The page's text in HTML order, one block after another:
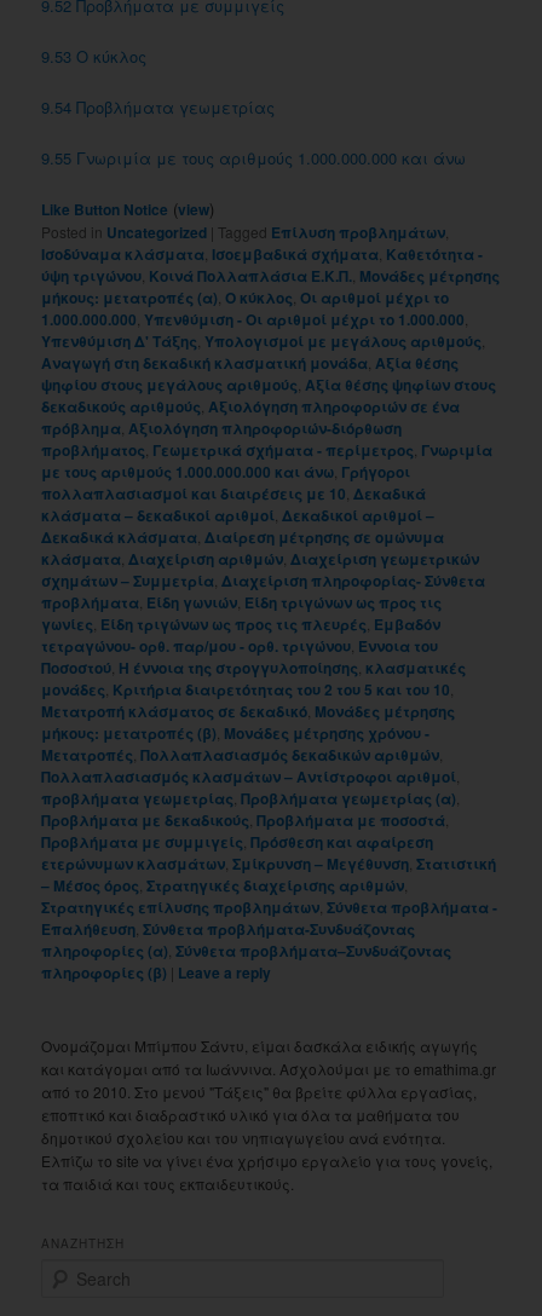
9.52 Προβλήματα με συμμιγείς
9.53 O κύκλος
9.54 Προβλήματα γεωμετρίας
9.55 Γνωριμία με τους αριθμούς 1.000.000.000 και άνω
Like Button Notice (view)
Posted in Uncategorized | Tagged Eπίλυση προβλημάτων
Iσοδύναμα κλάσματα Iσοεμβαδικά σχήματα Kαθετότητα -
ύψη τριγώνου Kοινά Πολλαπλάσια E.K.Π. Mονάδες μέτρησης
μήκους: μετατροπές (α) ,O κύκλος ,Oι αριθμοί μέχρι το
1.000.000.000 Yπενθύμιση - Oι αριθμοί μέχρι το 1.000.000
Yπενθύμιση Δ' Tάξης Yπολογισμοί με μεγάλους αριθμούς
Αναγωγή στη δεκαδική κλασματική μονάδα Αξία θέσης
ψηφίου στους μεγάλους αριθμούς Αξία θέσης ψηφίων στους
δεκαδικούς αριθμούς Αξιολόγηση πληροφοριών σε ένα
πρόβλημα Αξιολόγηση πληροφοριών-διόρθωση
προβλήματος Γεωμετρικά σχήματα - περίμετρος Γνωριμία
με τους αριθμούς 1.000.000.000 και άνω Γρήγοροι
πολλαπλασιασμοί και διαιρέσεις με 10 ,Δεκαδικά
κλάσματα – δεκαδικοί αριθμοί ,Δεκαδικοί αριθμοί –
Δεκαδικά κλάσματα ,Διαίρεση μέτρησης σε ομώνυμα
κλάσματα ,Διαχείριση αριθμών ,Διαχείριση γεωμετρικών
σχημάτων – Συμμετρία ,Διαχείριση πληροφορίας- Σύνθετα
προβλήματα Είδη γωνιών Είδη τριγώνων ως προς τις
γωνίες Είδη τριγώνων ως προς τις πλευρές Εμβαδόν
τετραγώνου- ορθ. παρ/μου - ορθ. τριγώνου Έννοια του
Ποσοστού Η έννοια της στρογγυλοποίησης κλασματικές
μονάδες Κριτήρια διαιρετότητας του 2 του 5 και του 10
Μετατροπή κλάσματος σε δεκαδικό Μονάδες μέτρησης
μήκους: μετατροπές (β) Μονάδες μέτρησης χρόνου -
Μετατροπές ,Πολλαπλασιασμός δεκαδικών αριθμών
Πολλαπλασιασμός κλασμάτων – Αντίστροφοι αριθμοί
προβλήματα γεωμετρίας ,Προβλήματα γεωμετρίας (α)
Προβλήματα με δεκαδικούς ,Προβλήματα με ποσοστά
Προβλήματα με συμμιγείς ,Πρόσθεση και αφαίρεση
ετερώνυμων κλασμάτων ,Σμίκρυνση – Μεγέθυνση ,Στατιστική
– Μέσος όρος ,Στρατηγικές διαχείρισης αριθμών
Στρατηγικές επίλυσης προβλημάτων ,Σύνθετα προβλήματα -
Επαλήθευση ,Σύνθετα προβλήματα-Συνδυάζοντας
πληροφορίες (α) ,Σύνθετα προβλήματα–Συνδυάζοντας
πληροφορίες (β) | Leave a reply
Ονομάζομαι Μπίμπου Σάντυ, είμαι δασκάλα ειδικής αγωγής
και κατάγομαι από τα Ιωάννινα. Ασχολούμαι με το emathima.gr
από το 2010. Στο μενού "Τάξεις" θα βρείτε φύλλα εργασίας,
εποπτικό και διαδραστικό υλικό για όλα τα μαθήματα του
δημοτικού σχολείου και του νηπιαγωγείου ανά ενότητα.
Ελπίζω το site να γίνει ένα χρήσιμο εργαλείο για τους γονείς,
τα παιδιά και τους εκπαιδευτικούς.
ΑΝΑΖΗΤΗΣΗ